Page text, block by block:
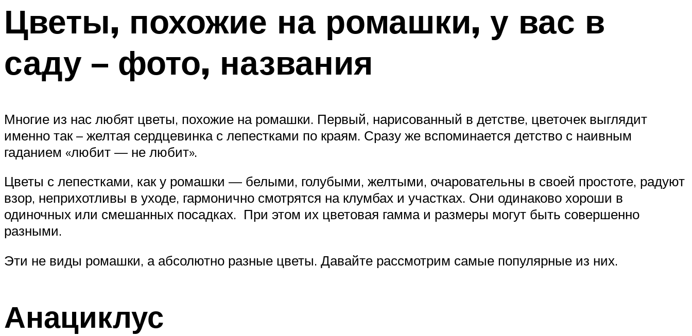
Цветы, похожие на ромашки, у вас в
саду – фото, названия
Многие из нас любят цветы, похожие на ромашки. Первый, нарисованный в детстве, цветочек выглядит
именно так – желтая сердцевинка с лепестками по краям. Сразу же вспоминается детство с наивным
гаданием «любит — не любит».
Цветы с лепестками, как у ромашки — белыми, голубыми, желтыми, очаровательны в своей простоте, радуют
взор, неприхотливы в уходе, гармонично смотрятся на клумбах и участках. Они одинаково хороши в
одиночных или смешанных посадках. При этом их цветовая гамма и размеры могут быть совершенно
разными.
Эти не виды ромашки, а абсолютно разные цветы. Давайте рассмотрим самые популярные из них.
Анациклус